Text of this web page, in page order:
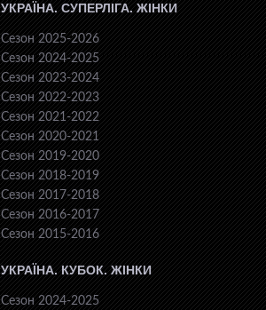
УКРАЇНА. СУПЕРЛІГА. ЖІНКИ
Сезон 2025-2026
Сезон 2024-2025
Сезон 2023-2024
Сезон 2022-2023
Сезон 2021-2022
Сезон 2020-2021
Сезон 2019-2020
Сезон 2018-2019
Сезон 2017-2018
Сезон 2016-2017
Сезон 2015-2016
УКРАЇНА. КУБОК. ЖІНКИ
Сезон 2024-2025